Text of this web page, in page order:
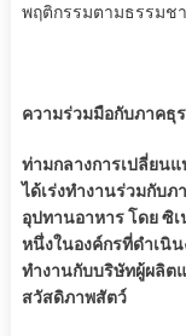
พฤติกรรมตามธรรมช
ความร่วมมือกับภาคธุ
ท่ามกลางการเปลี่ยน
ได้เร่งทำงานร่วมกับภ
อุปทานอาหาร โดย ซิ
หนึ่งในองค์กรที่ดำเนิ
ทำงานกับบริษัทผู้ผลิต
สวัสดิภาพสัตว์